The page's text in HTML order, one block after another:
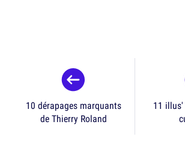
10 dérapages marquants
de Thierry Roland
11